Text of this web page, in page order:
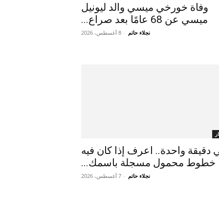
وفاة خورخي ميسي والد ليونيل
ميسي عن 68 عامًا بعد صراع...
نجلاء حاتم - 8 أغسطس، 2026
دقيقة واحدة.. اعرف إذا كان فيه
خطوط محمول مسجلة باسمك...
نجلاء حاتم - 7 أغسطس، 2026